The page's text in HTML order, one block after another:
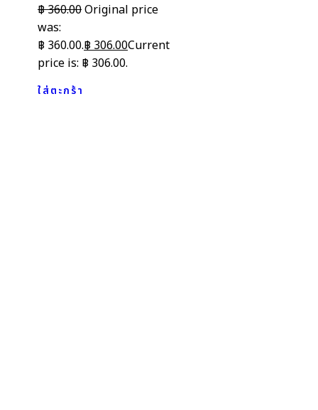
฿360.00Original price
was:
฿ 360.00.฿306.00Current
price is: ฿ 306.00.
ใส่ตะกร้า